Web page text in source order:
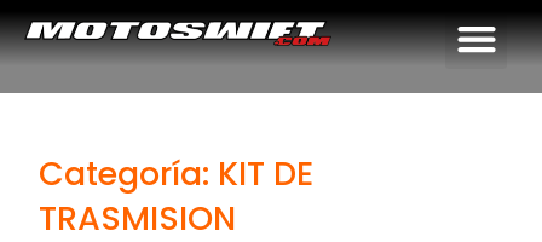
Categoría: KIT DE
TRASMISION